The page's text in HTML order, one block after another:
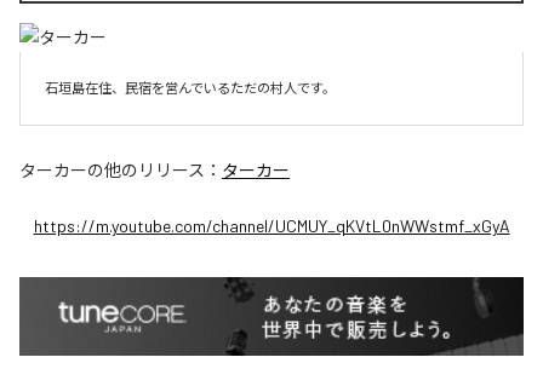
石垣島在住、民宿を営んでいるただの村人です。
ターカーの他のリリース： ターカー
https://m.youtube.com/channel/UCMUY_qKVtL0nWWstmf_xGyA